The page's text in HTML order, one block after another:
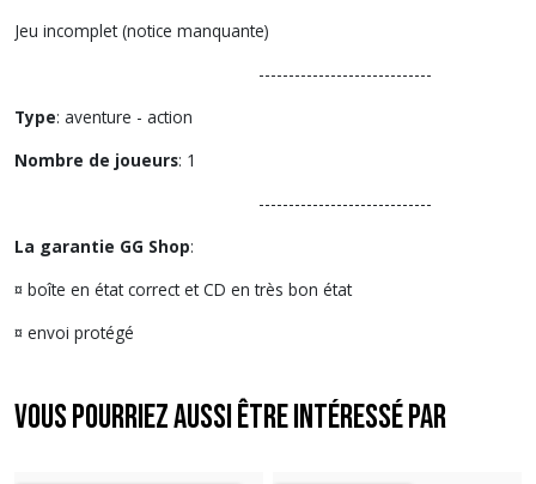
Jeu incomplet (notice manquante)
-----------------------------
Type: aventure - action
Nombre de joueurs: 1
-----------------------------
La garantie GG Shop:
¤ boîte en état correct et CD en très bon état
¤ envoi protégé
Vous pourriez aussi être intéressé par